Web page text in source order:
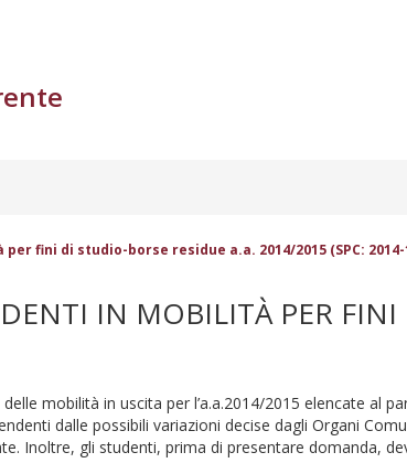
fini di studio-borse residue a.a. 2014/2015 (SPC: 2014-
IN MOBILITÀ PER FINI
mobilità in uscita per l’a.a.2014/2015 elencate al
dalle possibili variazioni decise dagli Organi
Inoltre, gli studenti, prima di presentare domanda,